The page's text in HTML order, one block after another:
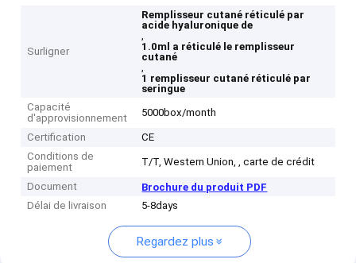
Surligner
Remplisseur cutané réticulé par
acide hyaluronique de
,
1.0ml a réticulé le remplisseur
cutané
,
1 remplisseur cutané réticulé par
seringue
Capacité
d'approvisionnement
5000box/month
Certification
CE
Conditions de
paiement
T/T, Western Union, , carte de crédit
Document
Brochure du produit PDF
Délai de livraison
5-8days
Regardez plus